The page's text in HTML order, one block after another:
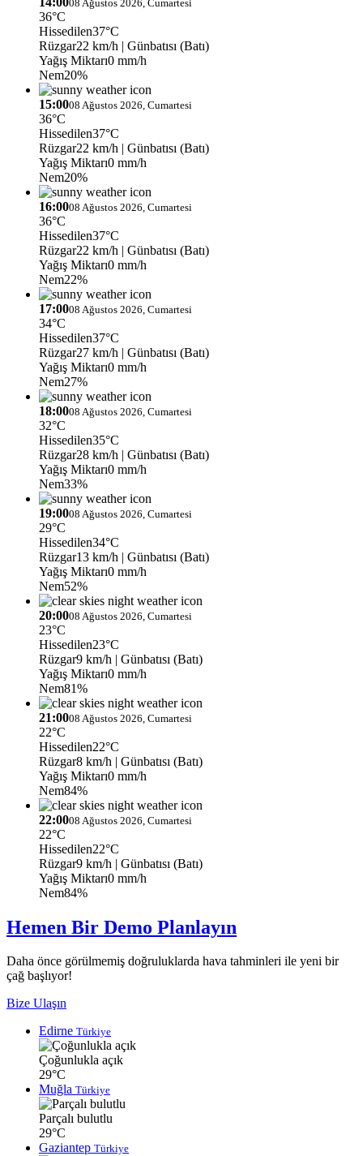
08 Ağustos 2026, Cumartesi
36°C
Hissedilen37°C
Rüzgar22 km/h | Günbatısı (Batı)
Yağış Miktarı0 mm/h
Nem20%
15:0008 Ağustos 2026, Cumartesi
36°C
Hissedilen37°C
Rüzgar22 km/h | Günbatısı (Batı)
Yağış Miktarı0 mm/h
Nem20%
16:0008 Ağustos 2026, Cumartesi
36°C
Hissedilen37°C
Rüzgar22 km/h | Günbatısı (Batı)
Yağış Miktarı0 mm/h
Nem22%
17:0008 Ağustos 2026, Cumartesi
34°C
Hissedilen37°C
Rüzgar27 km/h | Günbatısı (Batı)
Yağış Miktarı0 mm/h
Nem27%
18:0008 Ağustos 2026, Cumartesi
32°C
Hissedilen35°C
Rüzgar28 km/h | Günbatısı (Batı)
Yağış Miktarı0 mm/h
Nem33%
19:0008 Ağustos 2026, Cumartesi
29°C
Hissedilen34°C
Rüzgar13 km/h | Günbatısı (Batı)
Yağış Miktarı0 mm/h
Nem52%
20:0008 Ağustos 2026, Cumartesi
23°C
Hissedilen23°C
Rüzgar9 km/h | Günbatısı (Batı)
Yağış Miktarı0 mm/h
Nem81%
21:0008 Ağustos 2026, Cumartesi
22°C
Hissedilen22°C
Rüzgar8 km/h | Günbatısı (Batı)
Yağış Miktarı0 mm/h
Nem84%
22:0008 Ağustos 2026, Cumartesi
22°C
Hissedilen22°C
Rüzgar9 km/h | Günbatısı (Batı)
Yağış Miktarı0 mm/h
Nem84%
Hemen Bir Demo Planlayın
Daha önce görülmemiş doğruluklarda hava tahminleri ile yeni bir
çağ başlıyor!
Bize Ulaşın
Edirne Türkiye
Çoğunlukla açık
29°C
Muğla Türkiye
Parçalı bulutlu
29°C
Gaziantep Türkiye